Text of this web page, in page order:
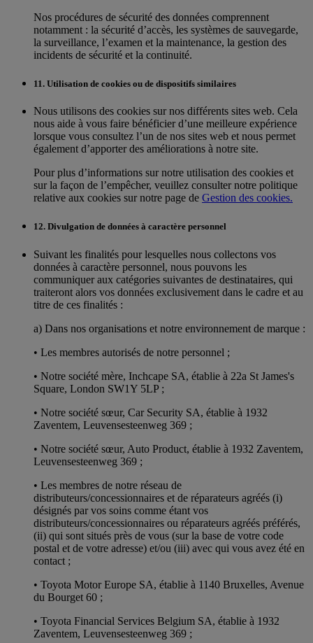
Nos procédures de sécurité des données comprennent
notamment : la sécurité d’accès, les systèmes de sauvegarde,
la surveillance, l’examen et la maintenance, la gestion des
incidents de sécurité et la continuité.
11. Utilisation de cookies ou de dispositifs similaires
Nous utilisons des cookies sur nos différents sites web. Cela
nous aide à vous faire bénéficier d’une meilleure expérience
lorsque vous consultez l’un de nos sites web et nous permet
également d’apporter des améliorations à notre site.
Pour plus d’informations sur notre utilisation des cookies et
sur la façon de l’empêcher, veuillez consulter notre politique
relative aux cookies sur notre page de Gestion des cookies.
12. Divulgation de données à caractère personnel
Suivant les finalités pour lesquelles nous collectons vos
données à caractère personnel, nous pouvons les
communiquer aux catégories suivantes de destinataires, qui
traiteront alors vos données exclusivement dans le cadre et au
titre de ces finalités :
a) Dans nos organisations et notre environnement de marque :
• Les membres autorisés de notre personnel ;
• Notre société mère, Inchcape SA, établie à 22a St James's
Square, London SW1Y 5LP ;
• Notre société sœur, Car Security SA, établie à 1932
Zaventem, Leuvensesteenweg 369 ;
• Notre société sœur, Auto Product, établie à 1932 Zaventem,
Leuvensesteenweg 369 ;
• Les membres de notre réseau de
distributeurs/concessionnaires et de réparateurs agréés (i)
désignés par vos soins comme étant vos
distributeurs/concessionnaires ou réparateurs agréés préférés,
(ii) qui sont situés près de vous (sur la base de votre code
postal et de votre adresse) et/ou (iii) avec qui vous avez été en
contact ;
• Toyota Motor Europe SA, établie à 1140 Bruxelles, Avenue
du Bourget 60 ;
• Toyota Financial Services Belgium SA, établie à 1932
Zaventem, Leuvensesteenweg 369 ;